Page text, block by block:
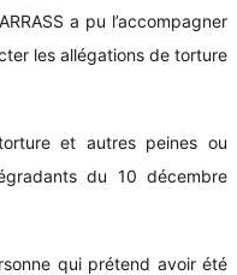
a pu l’accompagner
les allégations de torture
et autres peines ou
du 10 décembre
qui prétend avoir été